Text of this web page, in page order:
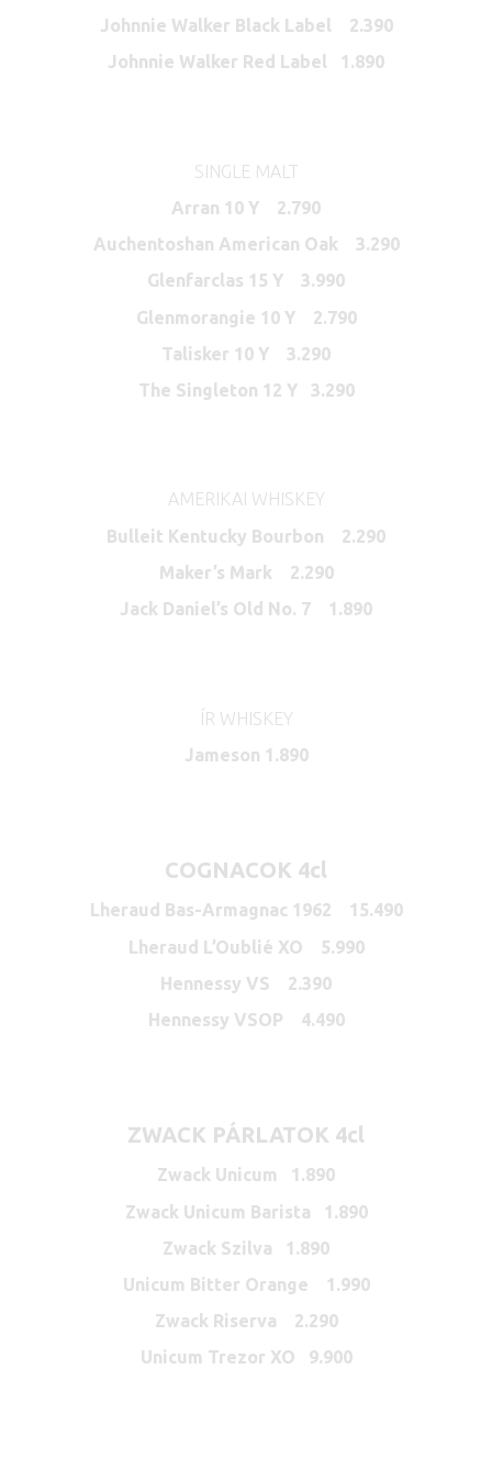
Johnnie Walker Black Label 2.390
Johnnie Walker Red Label 1.890
SINGLE MALT
Arran 10 Y 2.790
Auchentoshan American Oak 3.290
Glenfarclas 15 Y 3.990
Glenmorangie 10 Y 2.790
Talisker 10 Y 3.290
The Singleton 12 Y 3.290
AMERIKAI WHISKEY
Bulleit Kentucky Bourbon 2.290
Maker’s Mark 2.290
Jack Daniel’s Old No. 7 1.890
ÍR WHISKEY
Jameson 1.890
COGNACOK 4cl
Lheraud Bas-Armagnac 1962 15.490
Lheraud L’Oublié XO 5.990
Hennessy VS 2.390
Hennessy VSOP 4.490
ZWACK PÁRLATOK 4cl
Zwack Unicum 1.890
Zwack Unicum Barista 1.890
Zwack Szilva 1.890
Unicum Bitter Orange 1.990
Zwack Riserva 2.290
Unicum Trezor XO 9.900